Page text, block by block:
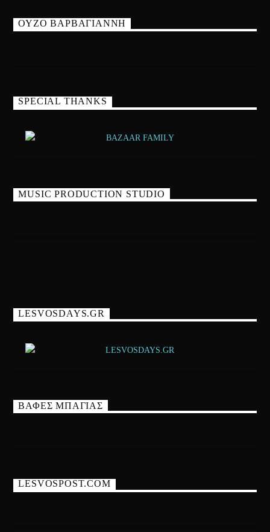
ΟΥΖΟ ΒΑΡΒΑΓΙΑΝΝΗ
SPECIAL THANKS
MUSIC PRODUCTION STUDIO
LESVOSDAYS.GR
ΒΑΦΕΣ ΜΠΑΓΙΑΣ
LESVOSPOST.COM